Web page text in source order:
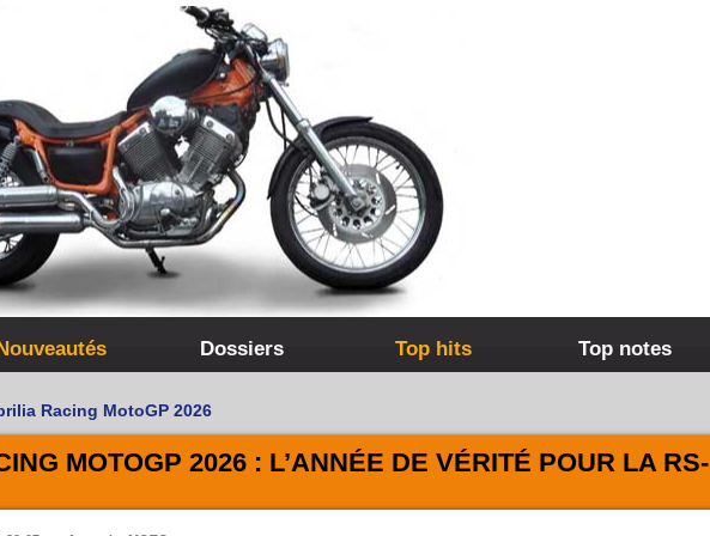
Dossiers Top hits Top notes
Racing MotoGP 2026
MOTOGP 2026 : L’ANNÉE DE VÉRITÉ POUR LA RS-